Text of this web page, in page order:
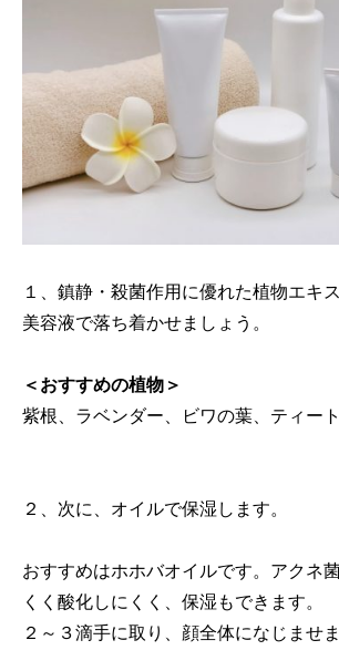
１、鎮静・殺菌作用に優れた植物エキ
美容液で落ち着かせましょう。
＜おすすめの植物＞
紫根、ラベンダー、ビワの葉、ティー
２、次に、オイルで保湿します。
おすすめはホホバオイルです。アクネ
くく酸化しにくく、保湿もできます。
２～３滴手に取り、顔全体になじませま